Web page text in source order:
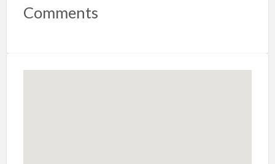
Comments